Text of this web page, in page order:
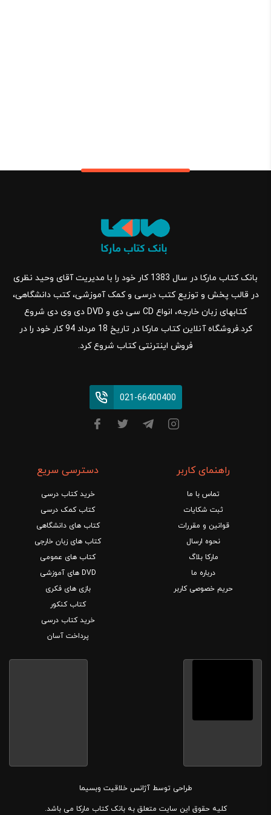
بانک کتاب مارکا در سال 1383 کار خود را با مدیریت آقای وحید نظری
در قالب پخش و توزیع کتب درسی و کمک آموزشی، کتب دانشگاهی،
کتابهای زبان خارجه، انواع CD سی دی و DVD دی وی دی شروع
کرد.فروشگاه آنلاین کتاب مارکا در تاریخ 18 مرداد 94 کار خود را در
فروش اینترنتی کتاب شروع کرد.
021-66400400
راهنمای کاربر
تماس با ما
ثبت شکایات
قوانین و مقررات
نحوه ارسال
مارکا بلاگ
درباره ما
حریم خصوصی کاربر
دسترسی سریع
خرید کتاب درسی
کتاب کمک درسی
کتاب های دانشگاهی
کتاب های زبان خارجی
کتاب های عمومی
DVD های آموزشی
بازی های فکری
کتاب کنکور
خرید کتاب درسی
پرداخت آسان
طراحی توسطآژانس خلاقیت وبسیما
کلیه حقوق این سایت متعلق به بانک کتاب مارکا می باشد.